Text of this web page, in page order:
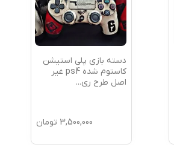
دسته بازی پلی استیشن
کاستوم شده ps4 غیر
اصل طرح ری...
3,500,000 تومان